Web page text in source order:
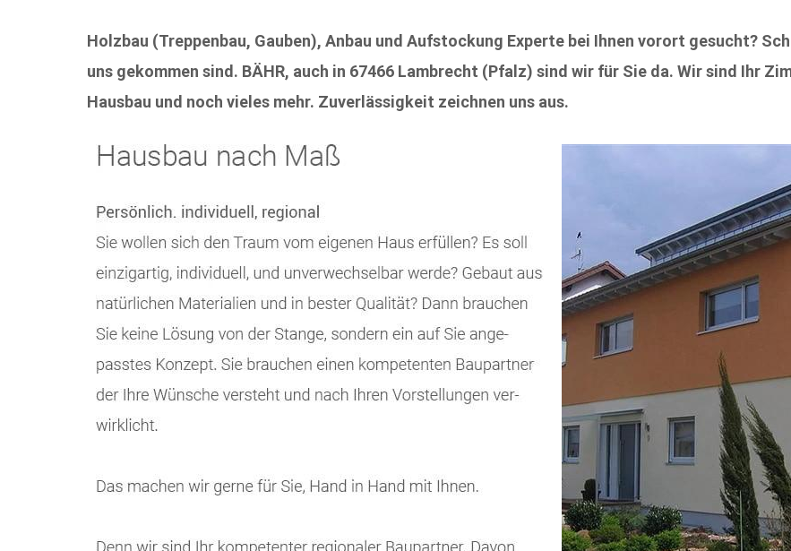
Holzbau (Treppenbau, Gauben), Anbau und Aufstockung Experte bei Ihnen vorort gesucht?
uns gekommen sind. BÄHR, auch in 67466 Lambrecht (Pfalz) sind wir für Sie da. Wir sind Ihr
Hausbau und noch vieles mehr. Zuverlässigkeit zeichnen uns aus.